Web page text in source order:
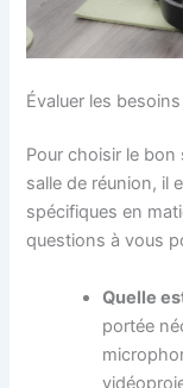
Évaluer les
Pour choisir le
salle de réunion, il
spécifiques en
questions à vous
Quelle
portée